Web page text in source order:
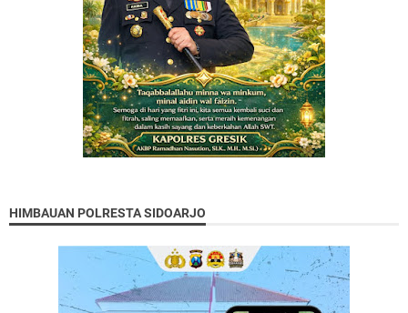
HIMBAUAN POLRESTA SIDOARJO